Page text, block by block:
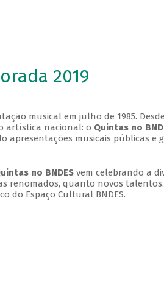
2019
musical em julho de 1985.
artística nacional: o Quintas no
musicais públicas e
no BNDESvem celebrando a
renomados, quanto novos
do Espaço Cultural BNDES.